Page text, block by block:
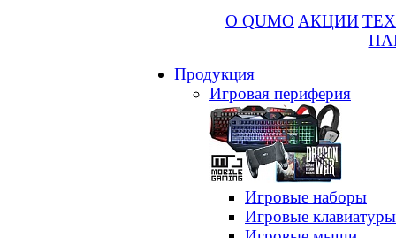
О QUMO АКЦИИ
Продукция
Игровая периферия
Игровые наборы
Игровые клавиатуры